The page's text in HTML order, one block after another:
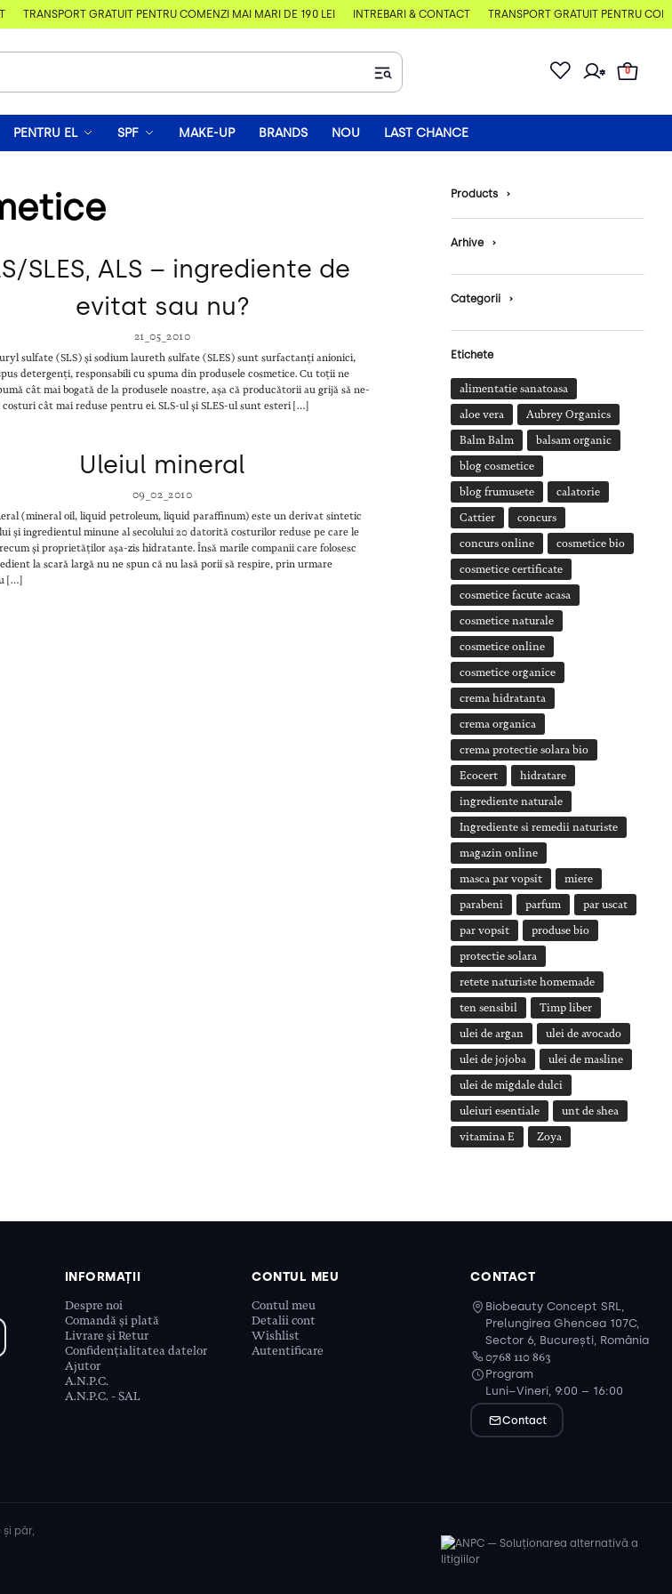
TRANSPORT GRATUIT PENTRU COMENZI MAI MARI DE 190 LEI ÎNTREBĂRI & CONTACT TRANSPORT GRATUIT PENTRU
0
PENTRU EL SPF MAKE-UP BRANDS NOU LAST CHANCE
SLES, ALS – ingrediente de
evitat sau nu?
21_05_2010
sulfate (SLS) și sodium laureth sulfate (SLES) sunt surfactanți anionici,
detergenți, responsabili cu spuma din produsele cosmetice. Cu toții ne
cât mai bogată de la produsele noastre, așa că producătorii au grijă să ne-
costuri cât mai reduse pentru ei. SLS-ul și SLES-ul sunt esteri […]
Uleiul mineral
09_02_2010
(mineral oil, liquid petroleum, liquid paraffinum) este un derivat sintetic
și ingredientul minune al secolului 20 datorită costurilor reduse pe care le
și proprietăților așa-zis hidratante. Însă marile companii care folosesc
la scară largă nu ne spun că nu lasă porii să respire, prin urmare
[…]
Products ›
Arhive ›
Categorii ›
Etichete
alimentatie sanatoasa
aloe vera Aubrey Organics
Balm Balm balsam organic
blog cosmetice
blog frumusete calatorie
Cattier concurs
concurs online cosmetice bio
cosmetice certificate
cosmetice facute acasa
cosmetice naturale
cosmetice online
cosmetice organice
crema hidratanta
crema organica
crema protectie solara bio
Ecocert hidratare
ingrediente naturale
Ingrediente si remedii naturiste
magazin online
masca par vopsit miere
parabeni parfum par uscat
par vopsit produse bio
protectie solara
retete naturiste homemade
ten sensibil Timp liber
ulei de argan ulei de avocado
ulei de jojoba ulei de masline
ulei de migdale dulci
uleiuri esentiale unt de shea
vitamina E Zoya
INFORMAȚII
Despre noi
Comandă și plată
Livrare și Retur
Confidențialitatea datelor
Ajutor
A.N.P.C.
A.N.P.C. - SAL
CONTUL MEU
Contul meu
Detalii cont
Wishlist
Autentificare
CONTACT
Biobeauty Concept SRL,
Prelungirea Ghencea 107C,
Sector 6, București, România
0768 110 863
Program
Luni–Vineri, 9:00 – 16:00
Contact
păr,